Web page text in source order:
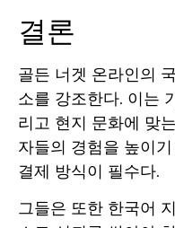
결론
골든 너겟 온라인의
소를 강조한다. 이는
리고 현지 문화에 맞
자들의 경험을 높이
결제 방식이 필수다.
그들은 또한 한국어